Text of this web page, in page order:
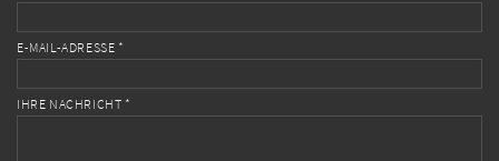
E-MAIL-ADRESSE *
IHRE NACHRICHT *